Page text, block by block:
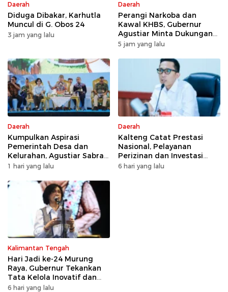
Daerah
Diduga Dibakar, Karhutla
Muncul di G. Obos 24
3 jam yang lalu
Daerah
Perangi Narkoba dan
Kawal KHBS, Gubernur
Agustiar Minta Dukungan
Desa dan Kelurahan
5 jam yang lalu
Daerah
Kumpulkan Aspirasi
Pemerintah Desa dan
Kelurahan, Agustiar Sabran
Tekankan Prioritas
1 hari yang lalu
Daerah
Kalteng Catat Prestasi
Nasional, Pelayanan
Perizinan dan Investasi
Raih Predikat Sangat Baik
6 hari yang lalu
Kalimantan Tengah
Hari Jadi ke-24 Murung
Raya, Gubernur Tekankan
Tata Kelola Inovatif dan
Kesiapsiagaan Karhutla
6 hari yang lalu